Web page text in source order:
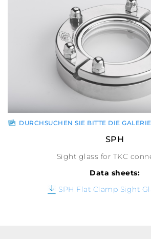
DURCHSUCHEN SIE BITTE DIE GALERIE
SPH
Sight glass for TKC
Data sheets:
SPH Flat Clamp Sight